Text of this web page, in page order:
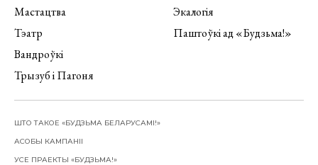
Мастацтва
Тэатр
Вандроўкі
Трызуб і Пагоня
Экалогія
Паштоўкі ад «Будзьма!»
ШТО ТАКОЕ «БУДЗЬМА БЕЛАРУСАМІ!»
АСОБЫ КАМПАНІІ
УСЕ ПРАЕКТЫ «БУДЗЬМА!»